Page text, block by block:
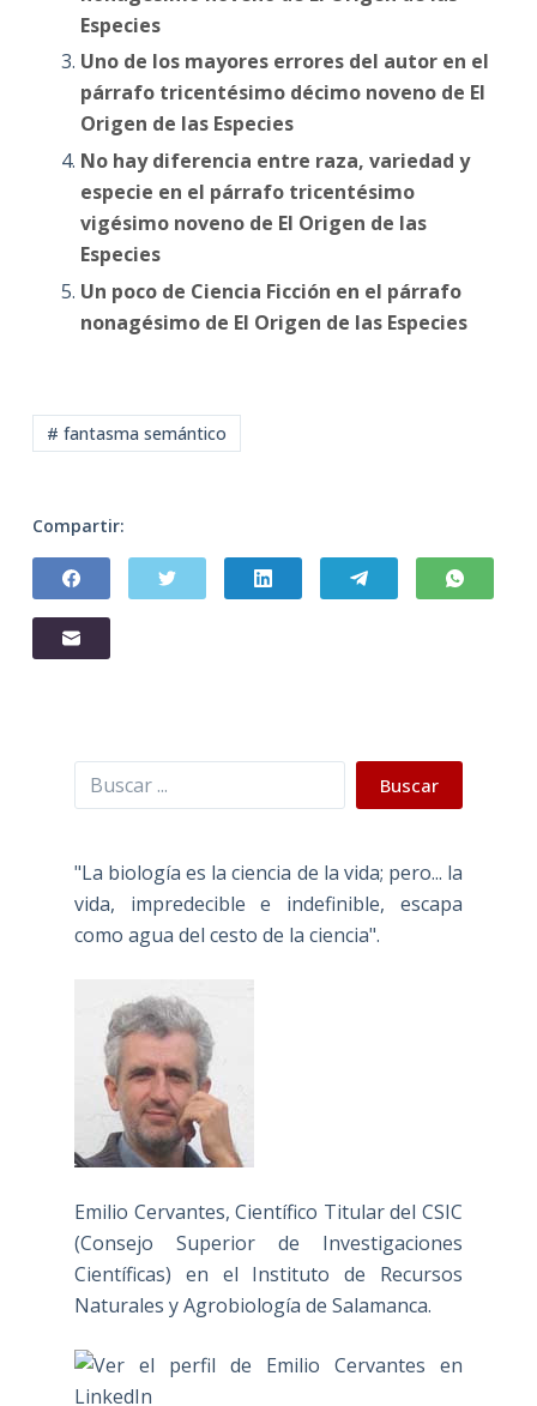
Especies
Uno de los mayores errores del autor en el
párrafo tricentésimo décimo noveno de El
Origen de las Especies
No hay diferencia entre raza, variedad y
especie en el párrafo tricentésimo
vigésimo noveno de El Origen de las
Especies
Un poco de Ciencia Ficción en el párrafo
nonagésimo de El Origen de las Especies
# fantasma semántico
Compartir:
Buscar Buscar
"La biología es la ciencia de la vida; pero... la
vida, impredecible e indefinible, escapa
como agua del cesto de la ciencia".
Emilio Cervantes, Científico Titular del CSIC
(Consejo Superior de Investigaciones
Científicas) en el Instituto de Recursos
Naturales y Agrobiología de Salamanca.